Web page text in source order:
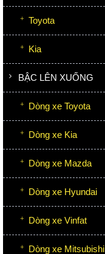
Toyota
Kia
BẬC LÊN XUỐNG
Dòng xe Toyota
Dòng xe Kia
Dòng xe Mazda
Dòng xe Hyundai
Dòng xe Vinfat
Dòng xe Mitsubishi